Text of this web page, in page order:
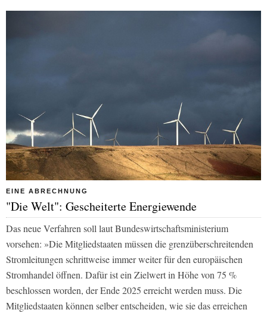
EINE ABRECHNUNG
"Die Welt": Gescheiterte Energiewende
Das neue Verfahren soll laut Bundeswirtschaftsministerium
vorsehen: »Die Mitgliedstaaten müssen die grenzüberschreitenden
Stromleitungen schrittweise immer weiter für den europäischen
Stromhandel öffnen. Dafür ist ein Zielwert in Höhe von 75 %
beschlossen worden, der Ende 2025 erreicht werden muss. Die
Mitgliedstaaten können selber entscheiden, wie sie das erreichen